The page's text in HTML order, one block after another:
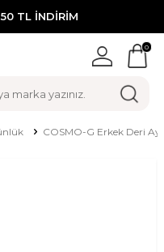
TL İNDİRİM
0
COSMO-G Erkek Deri